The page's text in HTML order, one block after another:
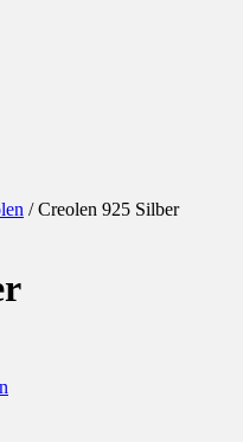
/ Creolen 925 Silber